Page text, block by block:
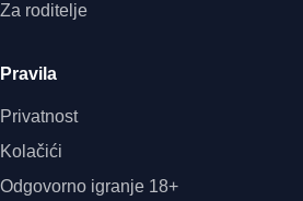
Za roditelje
Pravila
Privatnost
Kolačići
Odgovorno igranje 18+